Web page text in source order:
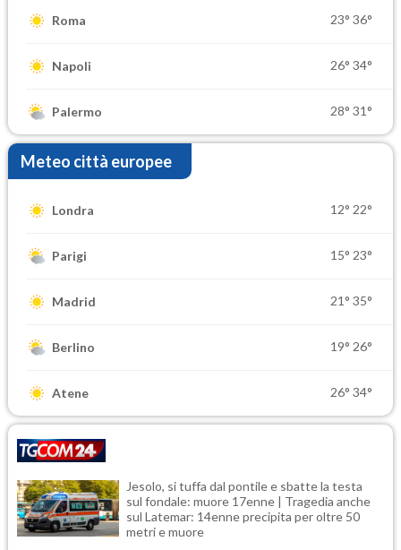
Roma 23° 36°
Napoli 26° 34°
Palermo 28° 31°
Meteo città europee
Londra 12° 22°
Parigi 15° 23°
Madrid 21° 35°
Berlino 19° 26°
Atene 26° 34°
Jesolo, si tuffa dal pontile e sbatte la testa
sul fondale: muore 17enne | Tragedia anche
sul Latemar: 14enne precipita per oltre 50
metri e muore